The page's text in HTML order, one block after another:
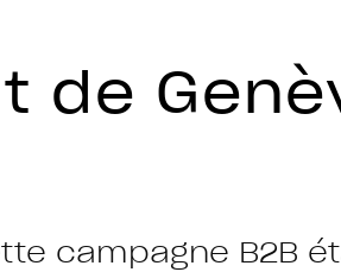
de
campagne B2B